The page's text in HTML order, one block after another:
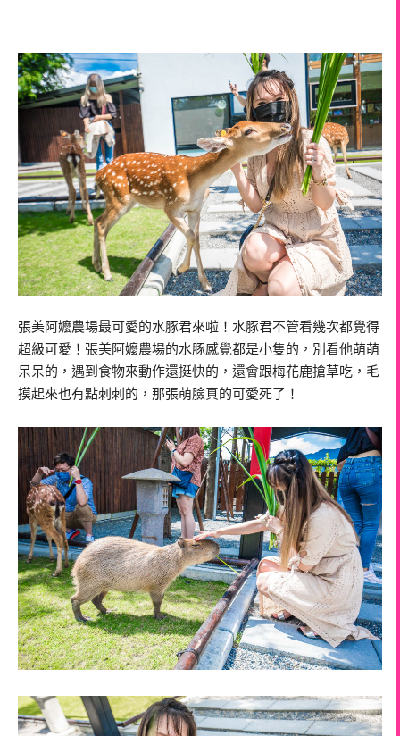
張美阿嬤農場最可愛的水豚君來啦！水豚君不管看幾次都覺得
超級可愛！張美阿嬤農場的水豚感覺都是小隻的，別看他萌萌
呆呆的，遇到食物來動作還挺快的，還會跟梅花鹿搶草吃，毛
摸起來也有點刺刺的，那張萌臉真的可愛死了！